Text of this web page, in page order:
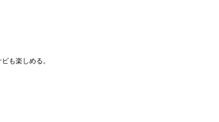
も楽しめる。